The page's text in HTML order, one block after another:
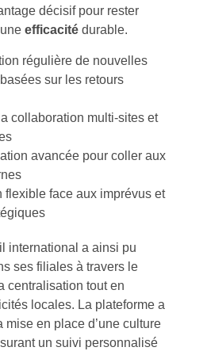
décisif pour rester
efficacité durable.
régulière de nouvelles
sur les retours
collaboration multi-sites et
avancée pour coller aux
flexible face aux imprévus et
international a ainsi pu
ses filiales à travers le
centralisation tout en
locales. La plateforme a
en place d’une culture
un suivi personnalisé